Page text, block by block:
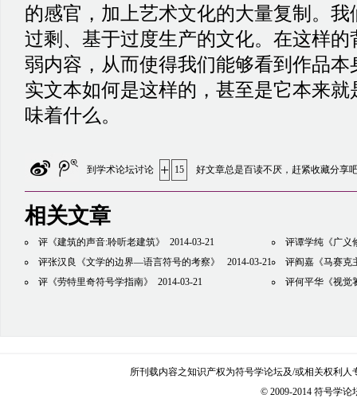
的感官，加上艺术文化的大量复制。
过剩、基于过度生产的文化。在这样
弱内容，从而使得我们能够看到作品
实文本如何是这样的，甚至是它本来
味着什么。
到学术论坛讨论 + 15 好文章总是百读不厌，赶紧收藏分享
相关文章
评《建筑的声音:聆听老建筑》
2014-03-21
评张汉良《文学的边界—语言符号的考察》
2014-03-21
评《劳特里奇符号学指南》
2014-03-21
评谭学纯《广义
评阎嘉《马赛克
评何平华《视觉
所刊载内容之知识产权为符号学论坛及/或相关权利
© 2009-2014 符号学论